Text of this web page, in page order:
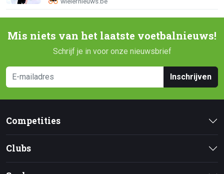
Mis niets van het laatste voetbalnieuws!
Schrijf je in voor onze nieuwsbrief
Inschrijven
Competities
Clubs